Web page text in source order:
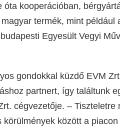
óta kooperációban,
termék, mint például
Egyesült Vegyi
gondokkal küzdő EVM
partnert, így találtunk
cégvezetője. –
körülmények között a